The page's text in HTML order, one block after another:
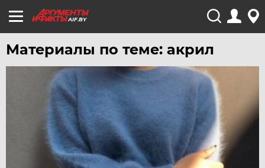
AIF.BY
Материалы по теме: акрил